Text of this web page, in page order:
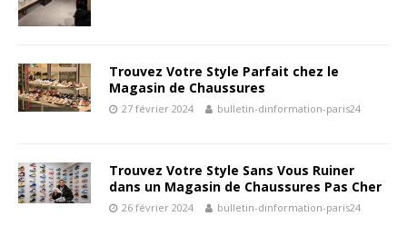
Trouvez Votre Style Parfait chez le
Magasin de Chaussures
27 février 2024 bulletin-dinformation-paris24
Trouvez Votre Style Sans Vous Ruiner
dans un Magasin de Chaussures Pas Cher
26 février 2024 bulletin-dinformation-paris24